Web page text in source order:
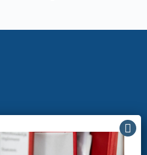
in je mailbox?
van de LVGO (ook